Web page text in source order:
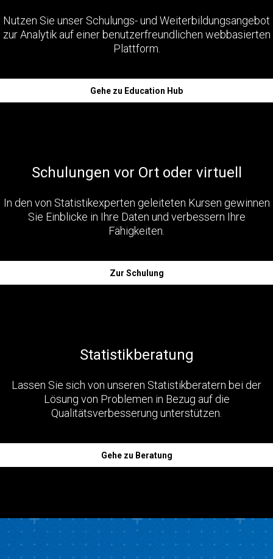
Nutzen Sie unser Schulungs- und Weiterbildungsangebot
zur Analytik auf einer benutzerfreundlichen webbasierten
Plattform.
Gehe zu Education Hub
Schulungen vor Ort oder virtuell
In den von Statistikexperten geleiteten Kursen gewinnen
Sie Einblicke in Ihre Daten und verbessern Ihre
Fähigkeiten.
Zur Schulung
Statistikberatung
Lassen Sie sich von unseren Statistikberatern bei der
Lösung von Problemen in Bezug auf die
Qualitätsverbesserung unterstützen.
Gehe zu Beratung